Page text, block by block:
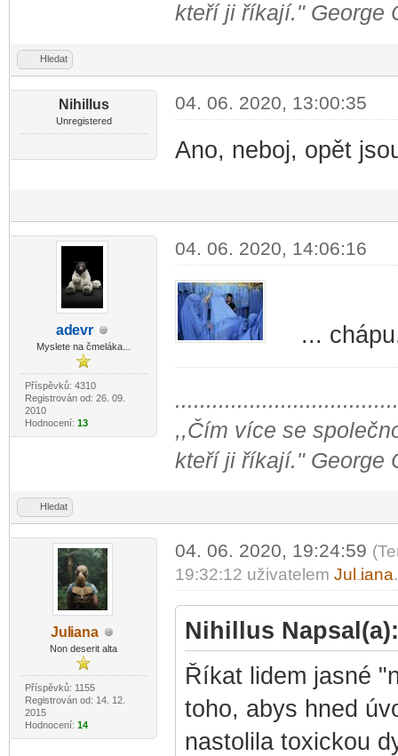
kteří ji říkají." George
Hledat
Nihillus
Unregistered
04. 06. 2020, 13:00:35
Ano, neboj, opět
adevr
Myslete na čmeláka...
Příspěvků: 4310
Registrován od: 26. 09.
2010
Hodnocení: 13
04. 06. 2020, 14:06:16
...
,,Čím více se
kteří ji říkají." George
Hledat
Juliana
Non deserit alta
Příspěvků: 1155
Registrován od: 14. 12.
2015
Hodnocení: 14
04. 06. 2020, 19:24:59
19:32:12 uživatelem Jul iana
Nihillus Napsal(a):
Říkat lidem jasné
toho, abys hned
nastolila toxickou